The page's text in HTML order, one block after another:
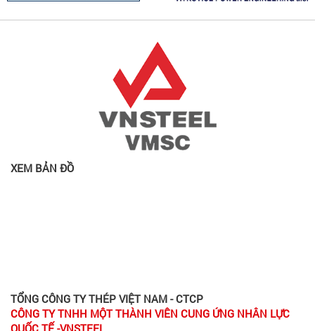
XEM BẢN ĐỒ
TỔNG CÔNG TY THÉP VIỆT NAM - CTCP
CÔNG TY TNHH MỘT THÀNH VIÊN CUNG ỨNG NHÂN LỰC